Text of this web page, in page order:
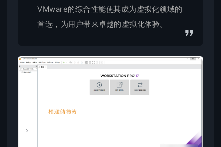
VMware的综合性能使其成为虚拟化领域的
首选，为用户带来卓越的虚拟化体验。